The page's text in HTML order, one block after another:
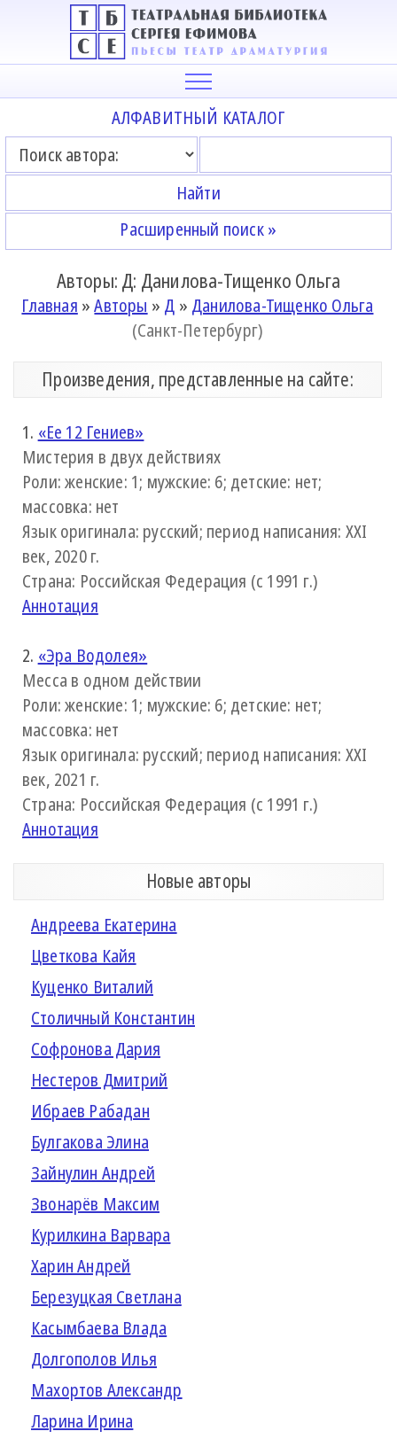
АЛФАВИТНЫЙ КАТАЛОГ
Расширенный поиск »
Авторы: Д: Данилова-Тищенко Ольга
Главная »Авторы » Д » Данилова-Тищенко Ольга
(Санкт-Петербург)
Произведения, представленные на сайте:
1. «Ее 12 Гениев»
Мистерия в двух действиях
Роли: женские: 1; мужские: 6; детские: нет;
массовка: нет
Язык оригинала: русский; период написания: XXI
век, 2020 г.
Страна: Российская Федерация (с 1991 г.)
Аннотация
2. «Эра Водолея»
Месса в одном действии
Роли: женские: 1; мужские: 6; детские: нет;
массовка: нет
Язык оригинала: русский; период написания: XXI
век, 2021 г.
Страна: Российская Федерация (с 1991 г.)
Аннотация
Новые авторы
Андреева Екатерина
Цветкова Кайя
Куценко Виталий
Столичный Константин
Софронова Дария
Нестеров Дмитрий
Ибраев Рабадан
Булгакова Элина
Зайнулин Андрей
Звонарёв Максим
Курилкина Варвара
Харин Андрей
Березуцкая Светлана
Касымбаева Влада
Долгополов Илья
Махортов Александр
Ларина Ирина